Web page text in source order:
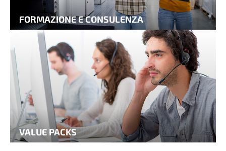
FORMAZIONE E CONSULENZA
VALUE PACKS